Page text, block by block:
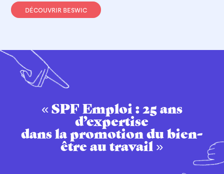
DÉCOUVRIR BESWIC
« SPF Emploi : 25 ans
d’expertise
dans la promotion du bien-
être au travail »